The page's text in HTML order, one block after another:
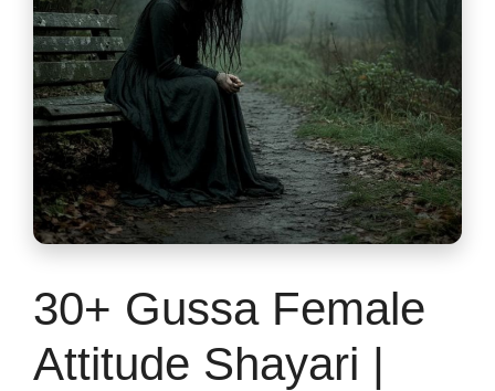
30+ Gussa Female
Attitude Shayari |